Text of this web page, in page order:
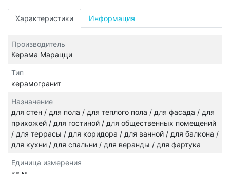
Характеристики Информация
Производитель
Керама Марацци
Тип
керамогранит
Назначение
для стен / для пола / для теплого пола / для фасада / для
прихожей / для гостиной / для общественных помещений
/ для террасы / для коридора / для ванной / для балкона /
для кухни / для спальни / для веранды / для фартука
Единица измерения